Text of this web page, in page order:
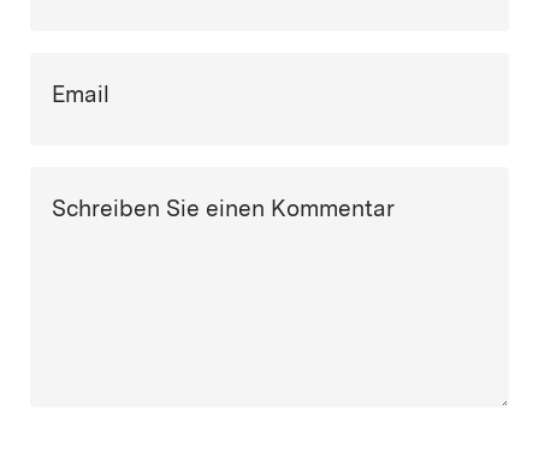
Email
Schreiben Sie einen Kommentar